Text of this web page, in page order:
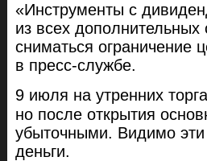
«Инструменты с
из всех дополнительных
сниматься ограничение
в пресс-службе.
9 июля на утренних
но после открытия
убыточными. Видимо
деньги.